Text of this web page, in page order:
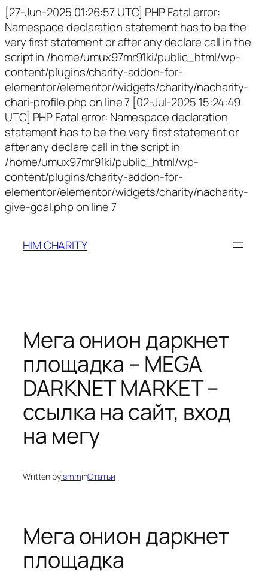
[27-Jun-2025 01:26:57 UTC] PHP Fatal error:
Namespace declaration statement has to be the
very first statement or after any declare call in the
script in /home/umux97mr91ki/public_html/wp-
content/plugins/charity-addon-for-
elementor/elementor/widgets/charity/nacharity-
chari-profile.php on line 7 [02-Jul-2025 15:24:49
UTC] PHP Fatal error: Namespace declaration
statement has to be the very first statement or
after any declare call in the script in
/home/umux97mr91ki/public_html/wp-
content/plugins/charity-addon-for-
elementor/elementor/widgets/charity/nacharity-
give-goal.php on line 7
HIM CHARITY
Мега онион даркнет
площадка – MEGA
DARKNET MARKET –
ссылка на сайт, вход
на мегу
Written byismminСтатьи
Мега онион даркнет
площадка